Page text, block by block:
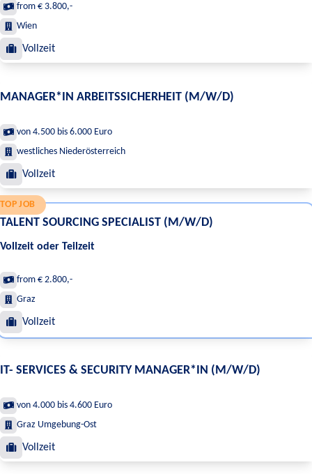
from € 3.800,-
Wien
Vollzeit
MANAGER*IN ARBEITSSICHERHEIT (M/W/D)
von 4.500 bis 6.000 Euro
westliches Niederösterreich
Vollzeit
TOP JOB
TALENT SOURCING SPECIALIST (M/W/D)
Vollzeit oder Teilzeit
from € 2.800,-
Graz
Vollzeit
IT- SERVICES & SECURITY MANAGER*IN (M/W/D)
von 4.000 bis 4.600 Euro
Graz Umgebung-Ost
Vollzeit